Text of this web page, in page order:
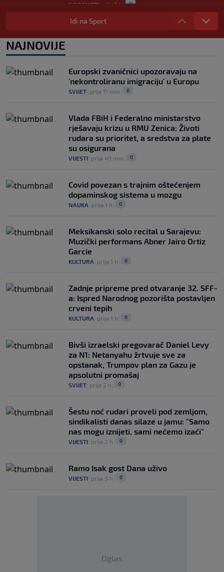
NOGOMET|prije 2 h| 0
Nova kriza potresa FIFA-u: Gianni
Infantino je sada optužen za "obmanu"
0
Juventusa već oduševljene: "Može biti
okosnica tima"
0
Idi na Sport
NAJNOVIJE
Europski zvaničnici upozoravaju na
'nekontroliranu imigraciju' u Europu
SVIJET prije 11 min 0
Vlada FBiH i Federalno ministarstvo
rješavaju krizu u RMU Zenica: Životi
rudara su prioritet, a sredstva za plate
su osigurana
VIJESTI prije 49 min 0
Covid povezan s trajnim oštećenjem
dopaminskog sistema u mozgu
NAUKA prije 1 h 0
Meksikanski solo recital u Sarajevu:
Muzički performans Abner Jairo Ortiz
Garcie
KULTURA prije 1 h 0
Zadnje pripreme pred otvaranje 32. SFF-
a: Ispred Narodnog pozorišta postavljen
crveni tepih
KULTURA prije 1 h 0
Bivši izraelski pregovarač Daniel Levy
za N1: Netanyahu žrtvuje sve za
opstanak, Trumpov plan za Gazu je
apsolutni promašaj
SVIJET prije 2 h 0
Šestu noć rudari proveli pod zemljom,
sindikalisti danas silaze u jamu: "Samo
nas mogu iznijeti, sami nećemo izaći"
VIJESTI prije 2 h 0
Ramo Isak gost Dana uživo
VIJESTI prije 3 h 0
Oglas